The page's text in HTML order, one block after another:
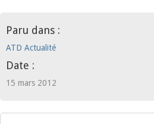
Paru dans :
ATD Actualité
Date :
15 mars 2012